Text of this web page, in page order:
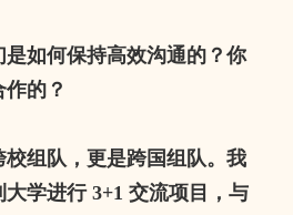
如何保持高效沟通的？你
的？
组队，更是跨国组队。我
大学进行3+1 交流项目，与